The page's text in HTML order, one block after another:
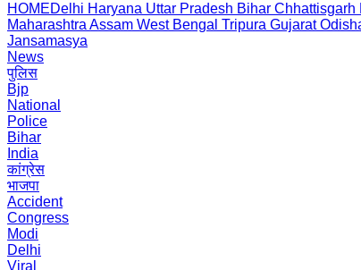
HOMEDelhi Haryana Uttar Pradesh Bihar Chhattisgarh
Maharashtra Assam West Bengal Tripura Gujarat
Jansamasya
News
पुलिस
Bjp
National
Police
Bihar
India
कांग्रेस
भाजपा
Accident
Congress
Modi
Delhi
Viral